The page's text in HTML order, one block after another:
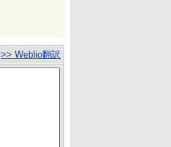
>> Weblio翻訳